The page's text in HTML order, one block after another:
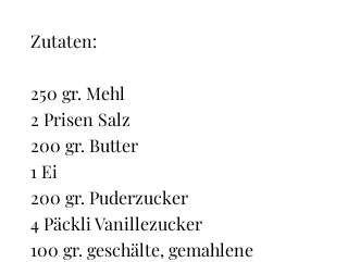
Zutaten:
250 gr. Mehl
2 Prisen Salz
200 gr. Butter
1 Ei
200 gr. Puderzucker
4 Päckli Vanillezucker
100 gr. geschälte, gemahlene